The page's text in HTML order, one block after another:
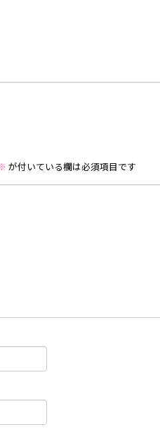
が付いている欄は必須項目です